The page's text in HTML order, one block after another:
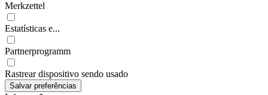
Merkzettel
Estatísticas e...
Partnerprogramm
Rastrear dispositivo sendo usado